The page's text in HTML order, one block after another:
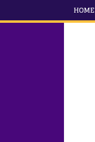
HOME